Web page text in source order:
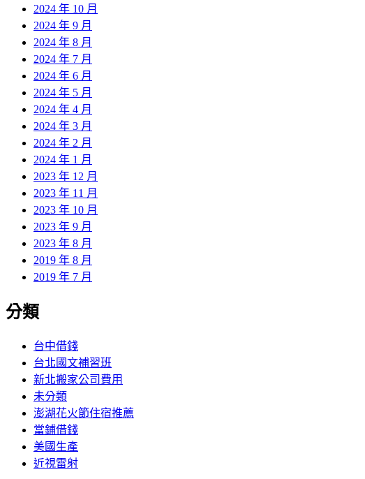
2024 年 10 月
2024 年 9 月
2024 年 8 月
2024 年 7 月
2024 年 6 月
2024 年 5 月
2024 年 4 月
2024 年 3 月
2024 年 2 月
2024 年 1 月
2023 年 12 月
2023 年 11 月
2023 年 10 月
2023 年 9 月
2023 年 8 月
2019 年 8 月
2019 年 7 月
分類
台中借錢
台北國文補習班
新北搬家公司費用
未分類
澎湖花火節住宿推薦
當鋪借錢
美國生產
近視雷射